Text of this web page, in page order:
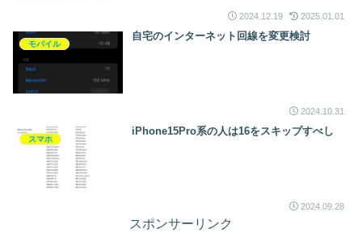
2024.12.19 2025.01.01
モバイル
自宅のインターネット回線を変更検討
2024.10.31
スマホ
iPhone15Pro系の人は16をスキップすべし
2024.09.28
スポンサーリンク